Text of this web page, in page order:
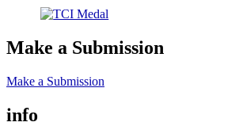
Make a Submission
Make a Submission
info